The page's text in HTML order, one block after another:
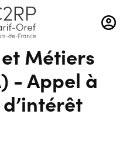
Métiers
- Appel à